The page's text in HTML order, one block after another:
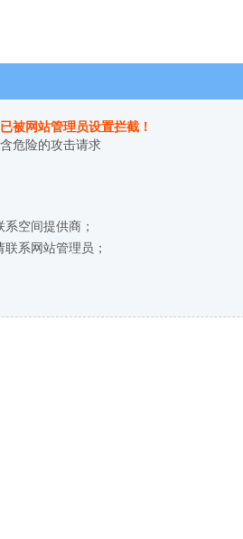
被网站管理员设置拦截！
危险的攻击请求
空间提供商；
系网站管理员；